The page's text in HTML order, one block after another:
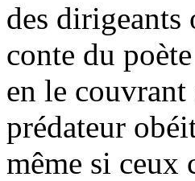
des dirigeants
conte du
en le
prédateur
même si ceux